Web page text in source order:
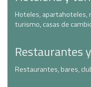
Hoteles, apartahoteles,
turismo, casas de
Restaurantes
Restaurantes, bares,